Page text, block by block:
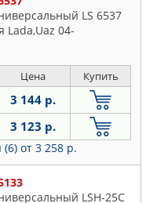
LS 6537
Lada,Uaz 04-
Цена Купить
3 144 р.
3 123 р.
(6) от 3 258 р.
LSH-25C